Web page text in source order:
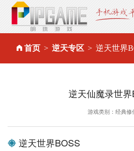
首页 逆天专区 逆天世界
逆天仙魔录世
游戏类别：经典修
逆天世界BOSS